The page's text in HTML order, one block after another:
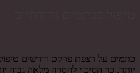
כתמים על רצפת פרקט דורשים
יותר, כך הסיכוי להסרה מלאה גבוה